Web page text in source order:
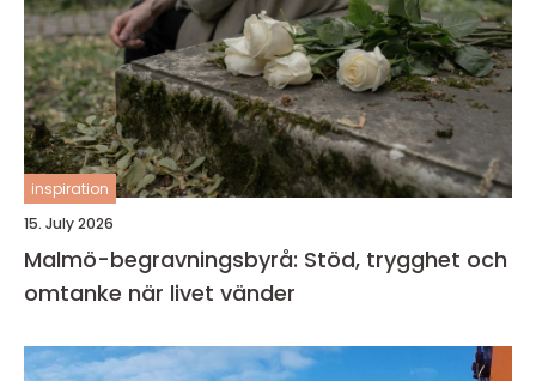
inspiration
15. July 2026
Malmö-begravningsbyrå: Stöd, trygghet och
omtanke när livet vänder